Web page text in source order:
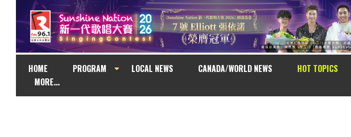
HOME PROGRAM LOCAL NEWS CANADA/WORLD NEWS HOT TOPICS
MORE...